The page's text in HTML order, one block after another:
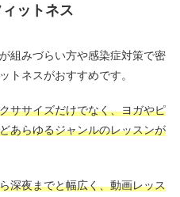
ットネス
組みづらい方や感染症対策で密
トネスがおすすめです。
ササイズだけでなく、ヨガやピ
あらゆるジャンルのレッスンが
深夜までと幅広く、動画レッス